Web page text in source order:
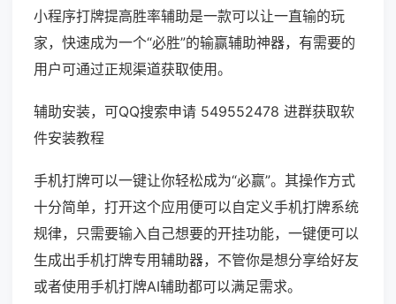
小程序打牌提高胜率辅助是一款可以让一直输的玩
家，快速成为一个“必胜”的输赢辅助神器，有需要的
用户可通过正规渠道获取使用。
辅助安装，可QQ搜索申请 549552478 进群获取软
件安装教程
手机打牌可以一键让你轻松成为“必赢”。其操作方式
十分简单，打开这个应用便可以自定义手机打牌系统
规律，只需要输入自己想要的开挂功能，一键便可以
生成出手机打牌专用辅助器，不管你是想分享给好友
或者使用手机打牌AI辅助都可以满足需求。